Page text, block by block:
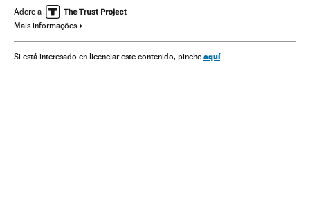
Doenças respiratórias Extrema direita
Assistência sanitária
Adere a
Mais informações
Si está interesado en licenciar este contenido, pinche aquí